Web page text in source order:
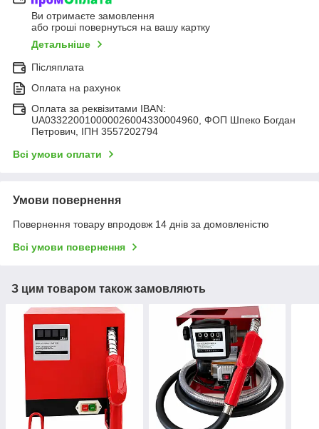
Ви отримаєте замовлення
або гроші повернуться на вашу картку
Детальніше
Післяплата
Оплата на рахунок
Оплата за реквізитами IBAN:
UA033220010000026004330004960, ФОП Шпеко Богдан
Петрович, ІПН 3557202794
Всі умови оплати
Умови повернення
Повернення товару впродовж 14 днів за домовленістю
Всі умови повернення
З цим товаром також замовляють